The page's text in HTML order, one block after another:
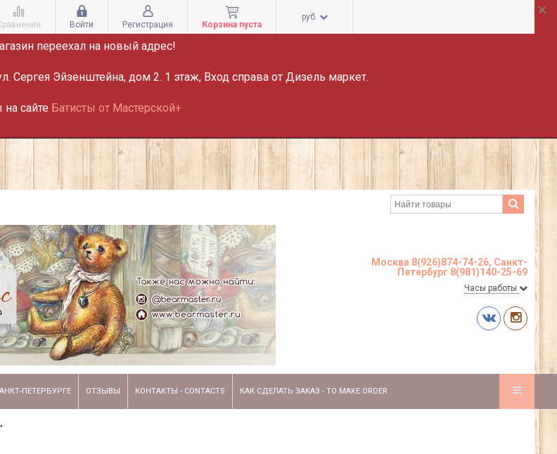
ВНИМАНИЕ!
переехал на новый адрес!
Сергея Эйзенштейна, дом 2. 1 этаж, Вход справа от Дизель маркет.
на сайте Батисты от Мастерской+
Войти Регистрация Корзина пуста
руб.
Москва 8(926)874-74-26, Санкт-
Петербург 8(981)140-25-69
Часы работы
ПЕТЕРБУРГЕ ОТЗЫВЫ КОНТАКТЫ - CONTACTS КАК СДЕЛАТЬ ЗАКАЗ - TO MAKE ORDER